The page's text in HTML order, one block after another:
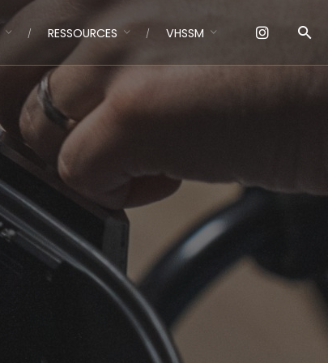
RESSOURCES VHSSM